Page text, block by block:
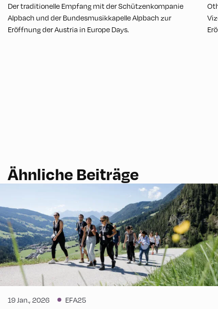
Der traditionelle Empfang mit der Schützenkompanie
Alpbach und der Bundesmusikkapelle Alpbach zur
Eröffnung der Austria in Europe Days.
Ähnliche Beiträge
19 Jan., 2026 EFA25